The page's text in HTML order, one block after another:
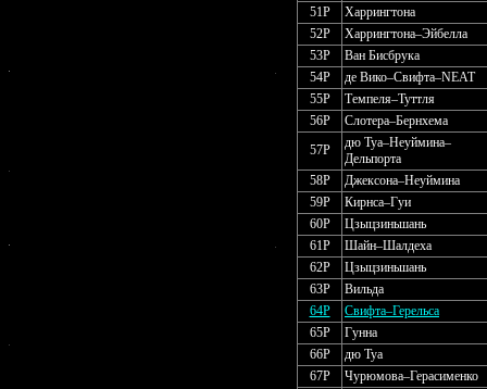
51P
Харрингтона
52P
Харрингтона–Эйбелла
53P
Ван Бисбрука
54P
де Вико–Свифта–NEAT
55P
Темпеля–Туттля
56P
Слотера–Бернхема
57P
дю Туа–Неуймина–
Дельпорта
58P
Джексона–Неуймина
59P
Кирнса–Гуи
60P
Цзыцзиньшань
61P
Шайн–Шалдеха
62P
Цзыцзиньшань
63P
Вильда
64P
Свифта–Герельса
65P
Гунна
66P
дю Туа
67P
Чурюмова–Герасименко